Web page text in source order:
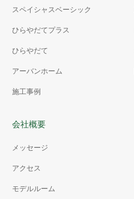
スペイシャスベーシック
ひらやだてプラス
ひらやだて
アーバンホーム
施工事例
会社概要
メッセージ
アクセス
モデルルーム